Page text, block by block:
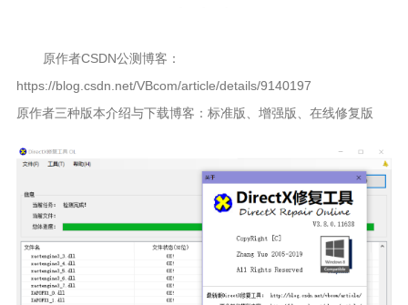
原作者CSDN公测博客：
https://blog.csdn.net/VBcom/article/details/9140197
原作者三种版本介绍与下载博客：标准版、增强版、在线修复版